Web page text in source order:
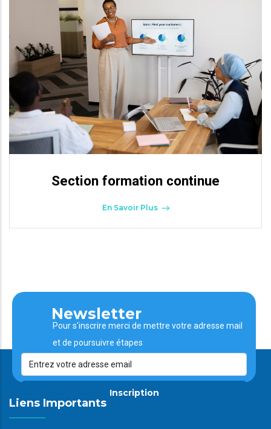
Section formation continue
En Savoir Plus
Newsletter
Pour s'inscrire merci de mettre votre adresse mail
et de poursuivre étapes
Inscription
Liens Importants